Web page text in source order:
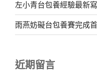
左小青台包養經驗最新
雨燕妨礙台包養賽完成
近期留言